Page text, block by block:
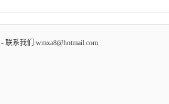
- 联系我们:wmxa8@hotmail.com